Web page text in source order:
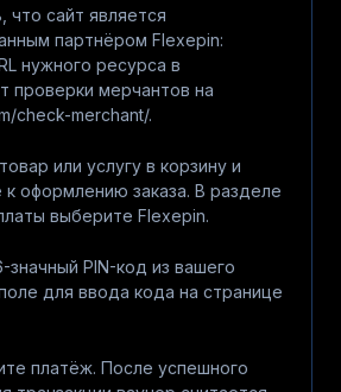
что сайт является
партнёром Flexepin:
нужного ресурса в
проверки мерчантов на
check-merchant/.
или услугу в корзину и
оформлению заказа. В разделе
выберите Flexepin.
значный PIN-код из вашего
для ввода кода на странице
платёж. После успешного